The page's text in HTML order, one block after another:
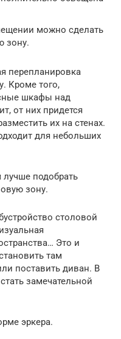
можно сделать
зону.
перепланировка
Кроме того,
шкафы над
от них придется
их на стенах.
для небольших
подобрать
зону.
столовой
Это и
там
поставить диван. В
замечательной
эркера.